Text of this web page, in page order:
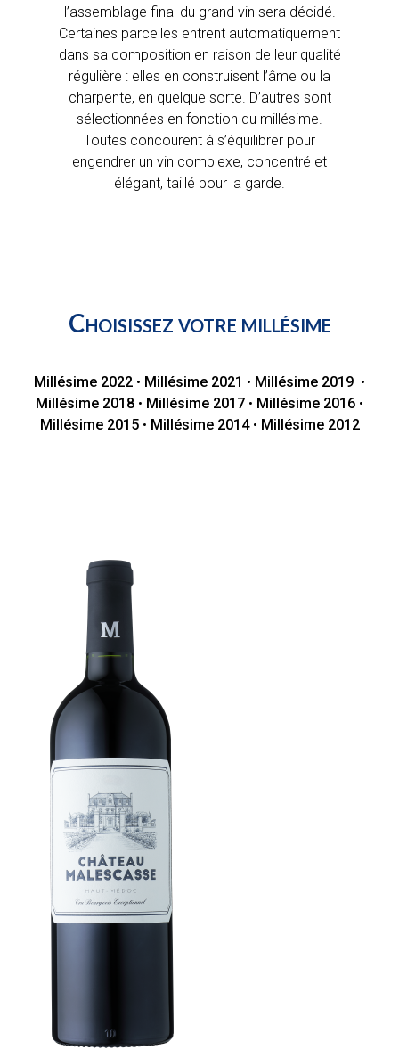
l’assemblage final du grand vin sera décidé.
Certaines parcelles entrent automatiquement
dans sa composition en raison de leur qualité
régulière : elles en construisent l’âme ou la
charpente, en quelque sorte. D’autres sont
sélectionnées en fonction du millésime.
Toutes concourent à s’équilibrer pour
engendrer un vin complexe, concentré et
élégant, taillé pour la garde.
Choisissez votre millésime
Millésime 2022 • Millésime 2021 • Millésime 2019 •
Millésime 2018 • Millésime 2017 • Millésime 2016 •
Millésime 2015• Millésime 2014• Millésime 2012